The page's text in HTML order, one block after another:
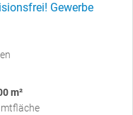
Gewerbe
m²